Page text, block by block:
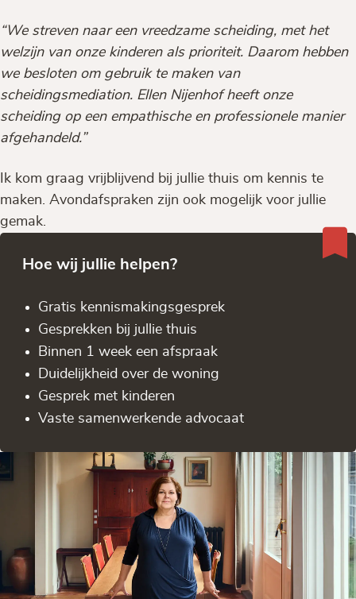
“We streven naar een vreedzame scheiding, met het
welzijn van onze kinderen als prioriteit. Daarom hebben
we besloten om gebruik te maken van
scheidingsmediation. Ellen Nijenhof heeft onze
scheiding op een empathische en professionele manier
afgehandeld.”
Ik kom graag vrijblijvend bij jullie thuis om kennis te
maken. Avondafspraken zijn ook mogelijk voor jullie
gemak.
Hoe wij jullie helpen?
Gratis kennis­makingsgesprek
Gesprekken bij jullie thuis
Binnen 1 week een afspraak
Duidelijkheid over de woning
Gesprek met kinderen
Vaste samenwerkende advocaat